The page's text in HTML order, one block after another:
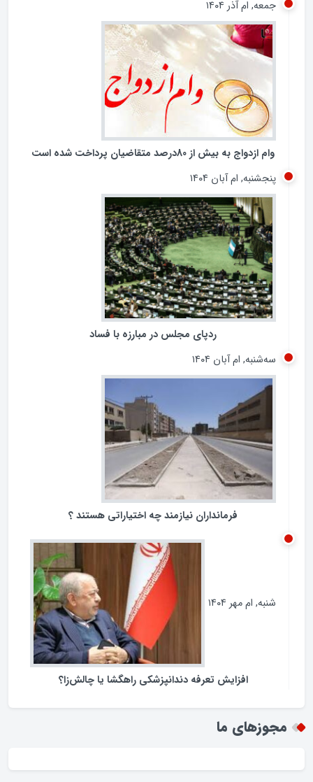
تشدید تخلفات در برخی بانک‌های خصوصی و شیوه‌های
غیرشفاف در پرداخت تسهیلات کلان، بار دیگر عملکرد شبکه
بانکی کشور را در معرض پرسش‌های جدی قرار داده است.
جمعه, ام آذر ۱۴۰۴
وام ازدواج به بیش از 80درصد متقاضیان پرداخت شده است
پنجشنبه, ام آبان ۱۴۰۴
ردپای مجلس در مبارزه با فساد
سه‌شنبه, ام آبان ۱۴۰۴
فرمانداران نیازمند چه اختیاراتی هستند ؟
افزایش تعرفه دندانپزشکی راهگشا یا چالش‌زا؟